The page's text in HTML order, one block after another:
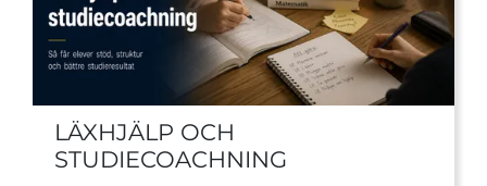
LÄXHJÄLP OCH
STUDIECOACHNING